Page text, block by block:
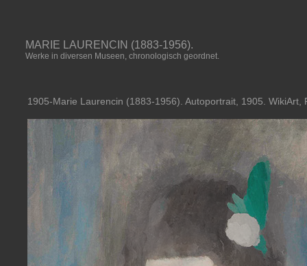
MARIE LAURENCIN (1883-1956).
Werke in diversen Museen, chronologisch geordnet.
1905-Marie Laurencin (1883-1956). Autoportrait, 1905. WikiArt,